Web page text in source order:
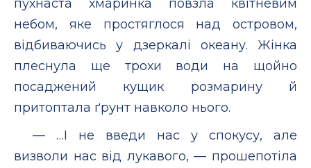
пухнаста хмаринка повзла квітневим
небом, яке простяглося над островом,
відбиваючись у дзеркалі океану. Жінка
плеснула ще трохи води на щойно
посаджений кущик розмарину й
притоптала ґрунт навколо нього.
— …І не введи нас у спокусу, але
визволи нас від лукавого, — прошепотіла